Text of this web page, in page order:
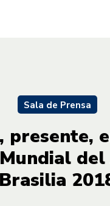
Sala de Prensa
presente,
del
Brasilia